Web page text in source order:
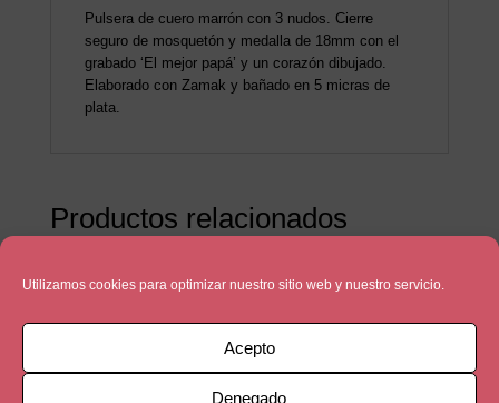
Utilizamos cookies para optimizar nuestro sitio web y nuestro servicio.
Acepto
Denegado
Pulsera de cuero marrón con 3 nudos. Cierre
seguro de mosquetón y medalla de 18mm con el
grabado ‘El mejor papá’ y un corazón dibujado.
Elaborado con Zamak y bañado en 5 micras de
plata.
Productos relacionados